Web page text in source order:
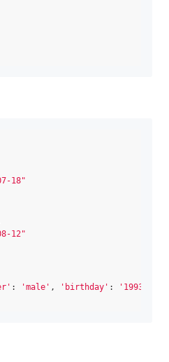
18"
12"
: 'male' , 'birthday' :
'1993-07-